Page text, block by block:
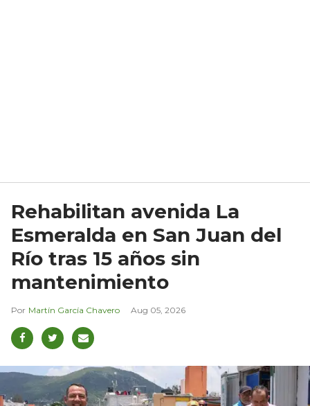
Rehabilitan avenida La
Esmeralda en San Juan del
Río tras 15 años sin
mantenimiento
Martín García Chavero Aug 05, 2026